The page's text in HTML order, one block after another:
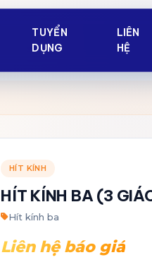
TUYỂN
DỤNG
LIÊN
HỆ
HÍT KÍNH
HÍT KÍNH BA (3
Hít kính ba
Liên hệ báo giá